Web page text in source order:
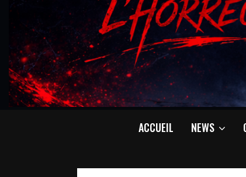
ACCUEIL NEWS